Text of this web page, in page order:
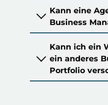
Kann eine
Business
Kann ich ein
ein anderes
Portfolio